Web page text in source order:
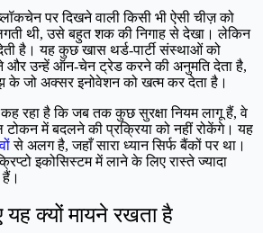
पर दिखने वाली किसी भी ऐसी चीज़ को
थी, उसे बहुत शक की निगाह से देखा। लेकिन
है। यह कुछ खास थर्ड-पार्टी संस्थाओं को
और उन्हें ऑन-चेन ट्रेड करने की अनुमति देता है,
के जो अक्सर इनोवेशन को खत्म कर देता है।
रहा है कि जब तक कुछ सुरक्षा नियम लागू हैं, वे
में बदलने की प्रक्रिया को नहीं रोकेंगे। यह
से अलग है, जहाँ सारा ध्यान सिर्फ बैंकों पर था।
इकोसिस्टम में लाने के लिए रास्ते ज्यादा
क्यों मायने रखता है